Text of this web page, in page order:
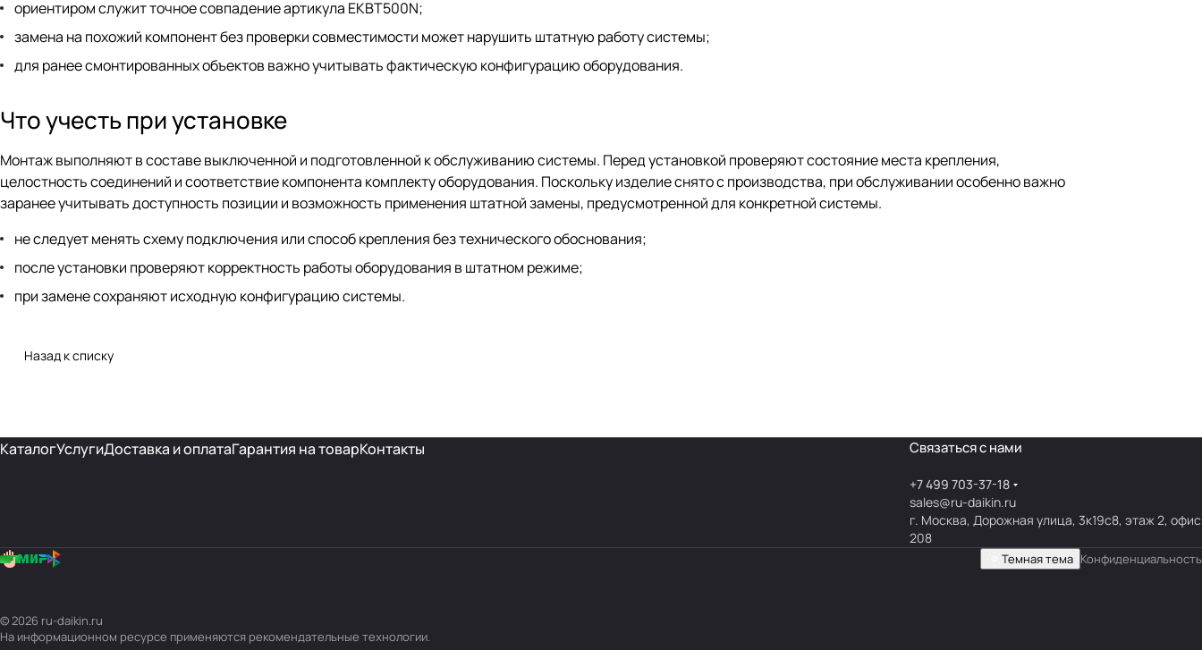
ориентиром служит точное совпадение артикула EKBT500N;
замена на похожий компонент без проверки совместимости может нарушить штатную работу системы;
для ранее смонтированных объектов важно учитывать фактическую конфигурацию оборудования.
Что учесть при установке
Монтаж выполняют в составе выключенной и подготовленной к обслуживанию системы. Перед установкой проверяют состояние места крепления,
целостность соединений и соответствие компонента комплекту оборудования. Поскольку изделие снято с производства, при обслуживании особенно важно
заранее учитывать доступность позиции и возможность применения штатной замены, предусмотренной для конкретной системы.
не следует менять схему подключения или способ крепления без технического обоснования;
после установки проверяют корректность работы оборудования в штатном режиме;
при замене сохраняют исходную конфигурацию системы.
Назад к списку
КаталогУслугиДоставка и оплатаГарантия на товарКонтакты Связаться с нами
+7 499 703-37-18
sales@ru-daikin.ru
г. Москва, Дорожная улица, 3к19с8, этаж 2, офис
208
Темная тема Конфиденциальность
© 2026 ru-daikin.ru
На информационном ресурсе применяются рекомендательные технологии.